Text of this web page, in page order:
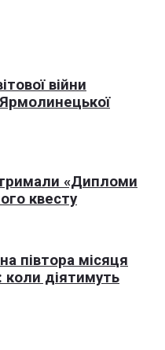
війни
Ярмолинецької
«Дипломи
квесту
півтора місяця
коли діятимуть